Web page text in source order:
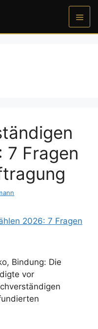
Menü
7 Fragen
Bindung: Die
vor